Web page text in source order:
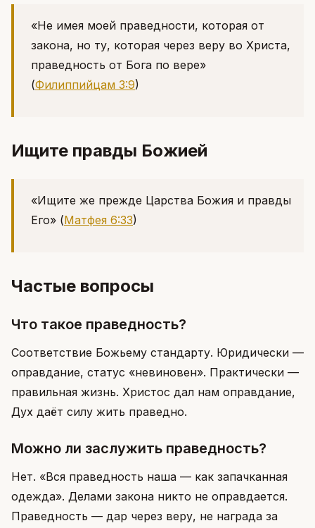
«Не имея моей праведности, которая от
закона, но ту, которая через веру во Христа,
праведность от Бога по вере»
(Филиппийцам 3:9)
Ищите правды Божией
«Ищите же прежде Царства Божия и правды
Его» (Матфея 6:33)
Частые вопросы
Что такое праведность?
Соответствие Божьему стандарту. Юридически —
оправдание, статус «невиновен». Практически —
правильная жизнь. Христос дал нам оправдание,
Дух даёт силу жить праведно.
Можно ли заслужить праведность?
Нет. «Вся праведность наша — как запачканная
одежда». Делами закона никто не оправдается.
Праведность — дар через веру, не награда за